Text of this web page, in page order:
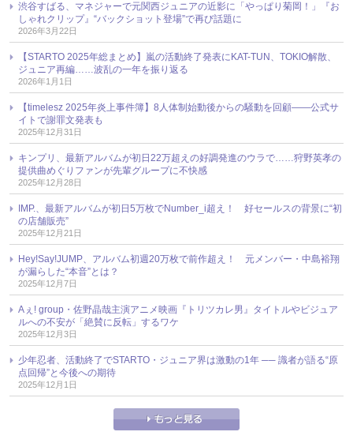
渋谷すばる、マネジャーで元関西ジュニアの近影に「やっぱり菊岡！」『お
しゃれクリップ』“バックショット登場”で再び話題に
2026年3月22日
【STARTO 2025年総まとめ】嵐の活動終了発表にKAT-TUN、TOKIO解散、
ジュニア再編……波乱の一年を振り返る
2026年1月1日
【timelesz 2025年炎上事件簿】8人体制始動後からの騒動を回顧――公式サ
イトで謝罪文発表も
2025年12月31日
キンプリ、最新アルバムが初日22万超えの好調発進のウラで……狩野英孝の
提供曲めぐりファンが先輩グループに不快感
2025年12月28日
IMP.、最新アルバムが初日5万枚でNumber_i超え！ 好セールスの背景に“初
の店舗販売”
2025年12月21日
Hey!Say!JUMP、アルバム初週20万枚で前作超え！ 元メンバー・中島裕翔
が漏らした“本音”とは？
2025年12月7日
Aぇ! group・佐野晶哉主演アニメ映画『トリツカレ男』タイトルやビジュア
ルへの不安が「絶賛に反転」するワケ
2025年12月3日
少年忍者、活動終了でSTARTO・ジュニア界は激動の1年 ── 識者が語る“原
点回帰”と今後への期待
2025年12月1日